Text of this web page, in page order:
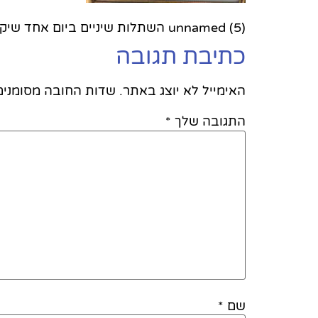
unnamed (5) השתלות שיניים ביום אחד שיקום פה ואסתטיקה דנטלית
כתיבת תגובה
האימייל לא יוצג באתר. שדות החובה
התגובה שלך *
שם *